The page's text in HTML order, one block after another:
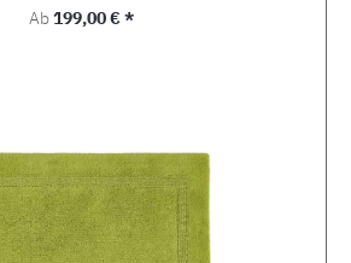
Regulärer Preis:
Ab199,00 € *